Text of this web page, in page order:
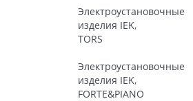
Электроустановочные
изделия IEK,
TORS
Электроустановочные
изделия IEK,
FORTE&PIANO